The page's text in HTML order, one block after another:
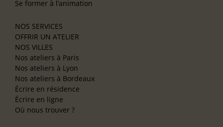
Se former à l’animation
NOS SERVICES
OFFRIR UN ATELIER
NOS VILLES
Nos ateliers à Paris
Nos ateliers à Lyon
Nos ateliers à Bordeaux
Écrire en résidence
Écrire en ligne
Où nous trouver ?